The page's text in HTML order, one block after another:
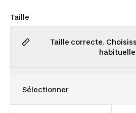
Taille
Taille correcte.